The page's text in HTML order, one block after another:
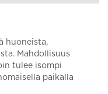
huoneista,
Mahdollisuus
tulee isompi
paikalla